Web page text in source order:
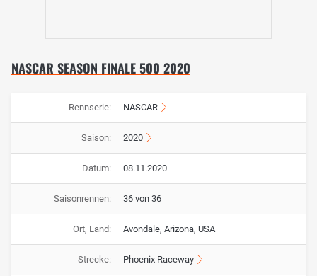
NASCAR SEASON FINALE 500 2020
Rennserie: NASCAR
Saison: 2020
Datum: 08.11.2020
Saisonrennen: 36 von 36
Ort, Land: Avondale, Arizona, USA
Strecke: Phoenix Raceway